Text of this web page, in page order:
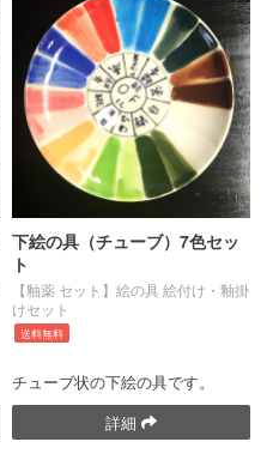
下絵の具（チューブ）7色セッ
ト
【釉薬 セット】絵の具 絵付け・釉掛
けセット
送料無料
チューブ状の下絵の具です。
詳細